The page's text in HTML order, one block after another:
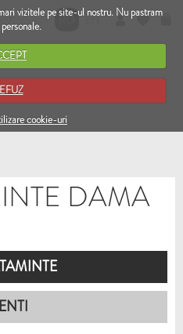
vizitele pe site-ul nostru. Nu pastram
cookie-uri
RO EN
DAMA